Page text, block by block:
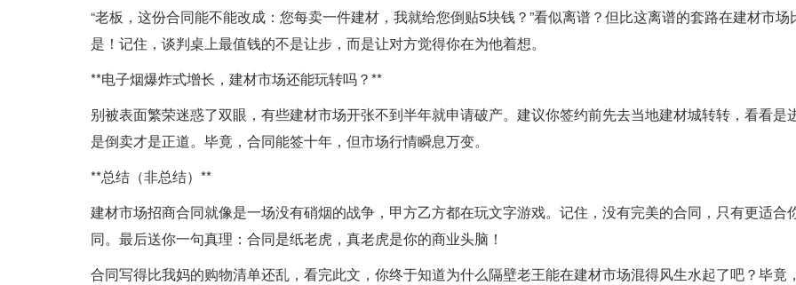
“老板，这份合同能不能改成：您每卖一件建材，我就给您倒贴5块钱？”看似离谱？但比这离谱的套路在建材市场
是！记住，谈判桌上最值钱的不是让步，而是让对方觉得你在为他着想。
**电子烟爆炸式增长，建材市场还能玩转吗？**
别被表面繁荣迷惑了双眼，有些建材市场开张不到半年就申请破产。建议你签约前先去当地建材城转转，看看是
是倒卖才是正道。毕竟，合同能签十年，但市场行情瞬息万变。
**总结（非总结）**
建材市场招商合同就像是一场没有硝烟的战争，甲方乙方都在玩文字游戏。记住，没有完美的合同，只有更适合
同。最后送你一句真理：合同是纸老虎，真老虎是你的商业头脑！
合同写得比我妈的购物清单还乱，看完此文，你终于知道为什么隔壁老王能在建材市场混得风生水起了吧？毕竟